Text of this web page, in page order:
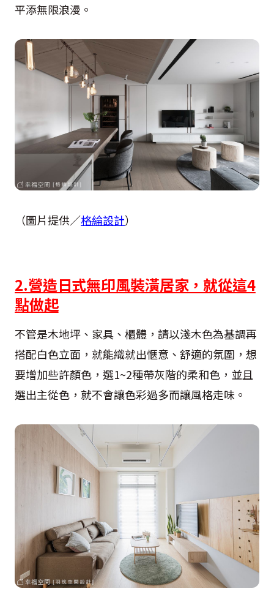
平添無限浪漫。
（圖片提供／格綸設計）
2.營造日式無印風裝潢居家，就從這4
點做起
不管是木地坪、家具、櫃體，請以淺木色為基調再
搭配白色立面，就能織就出愜意、舒適的氛圍，想
要增加些許顏色，選1~2種帶灰階的柔和色，並且
選出主從色，就不會讓色彩過多而讓風格走味。